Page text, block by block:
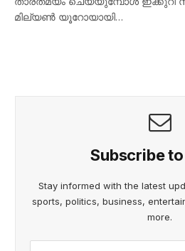
മില്യൺ യൂറോയായി…
Subscribe
Stay informed with the latest
sports, politics, business,
more.